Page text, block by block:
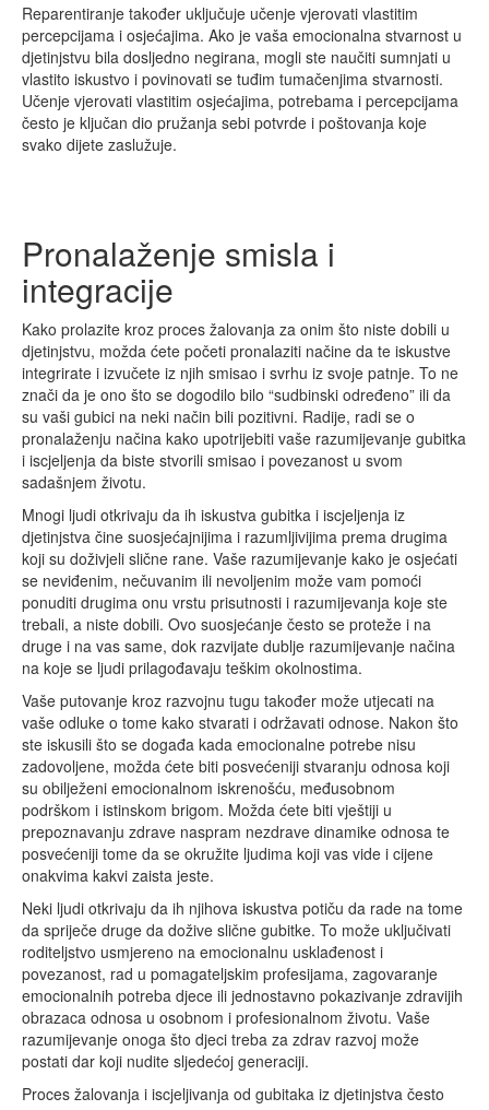
Reparentiranje također uključuje učenje vjerovati vlastitim
percepcijama i osjećajima. Ako je vaša emocionalna stvarnost u
djetinjstvu bila dosljedno negirana, mogli ste naučiti sumnjati u
vlastito iskustvo i povinovati se tuđim tumačenjima stvarnosti.
Učenje vjerovati vlastitim osjećajima, potrebama i percepcijama
često je ključan dio pružanja sebi potvrde i poštovanja koje
svako dijete zaslužuje.
Pronalaženje smisla i
integracije
Kako prolazite kroz proces žalovanja za onim što niste dobili u
djetinjstvu, možda ćete početi pronalaziti načine da te iskustve
integrirate i izvučete iz njih smisao i svrhu iz svoje patnje. To ne
znači da je ono što se dogodilo bilo “sudbinski određeno” ili da
su vaši gubici na neki način bili pozitivni. Radije, radi se o
pronalaženju načina kako upotrijebiti vaše razumijevanje gubitka
i iscjeljenja da biste stvorili smisao i povezanost u svom
sadašnjem životu.
Mnogi ljudi otkrivaju da ih iskustva gubitka i iscjeljenja iz
djetinjstva čine suosjećajnijima i razumljivijima prema drugima
koji su doživjeli slične rane. Vaše razumijevanje kako je osjećati
se neviđenim, nečuvanim ili nevoljenim može vam pomoći
ponuditi drugima onu vrstu prisutnosti i razumijevanja koje ste
trebali, a niste dobili. Ovo suosjećanje često se proteže i na
druge i na vas same, dok razvijate dublje razumijevanje načina
na koje se ljudi prilagođavaju teškim okolnostima.
Vaše putovanje kroz razvojnu tugu također može utjecati na
vaše odluke o tome kako stvarati i održavati odnose. Nakon što
ste iskusili što se događa kada emocionalne potrebe nisu
zadovoljene, možda ćete biti posvećeniji stvaranju odnosa koji
su obilježeni emocionalnom iskrenošću, međusobnom
podrškom i istinskom brigom. Možda ćete biti vještiji u
prepoznavanju zdrave naspram nezdrave dinamike odnosa te
posvećeniji tome da se okružite ljudima koji vas vide i cijene
onakvima kakvi zaista jeste.
Neki ljudi otkrivaju da ih njihova iskustva potiču da rade na tome
da spriječe druge da dožive slične gubitke. To može uključivati
roditeljstvo usmjereno na emocionalnu usklađenost i
povezanost, rad u pomagateljskim profesijama, zagovaranje
emocionalnih potreba djece ili jednostavno pokazivanje zdravijih
obrazaca odnosa u osobnom i profesionalnom životu. Vaše
razumijevanje onoga što djeci treba za zdrav razvoj može
postati dar koji nudite sljedećoj generaciji.
Proces žalovanja i iscjeljivanja od gubitaka iz djetinjstva često